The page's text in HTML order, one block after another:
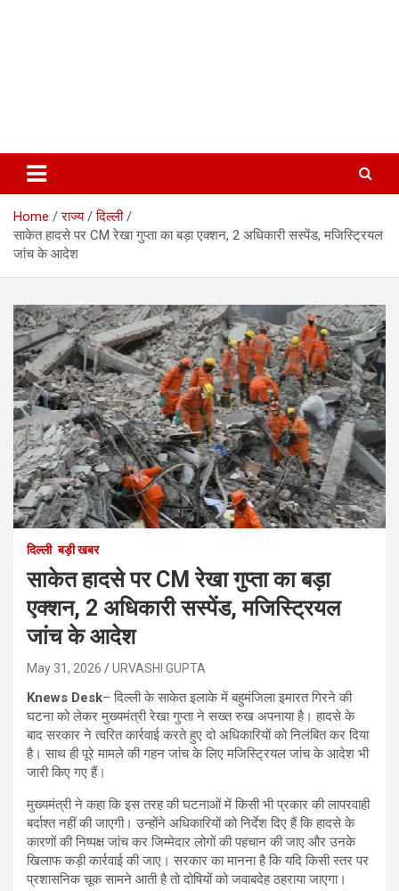
Home राज्य
दिल्ली
साकेत हादसे पर CM रेखा गुप्ता का बड़ा एक्शन, 2 अधिकारी सस्पेंड, मजिस्ट्रियल
जांच के आदेश
दिल्ली बड़ी खबर
साकेत हादसे पर CM रेखा गुप्ता का बड़ा
एक्शन, 2 अधिकारी सस्पेंड, मजिस्ट्रियल
जांच के आदेश
May 31, 2026 URVASHI GUPTA
Knews Desk– दिल्ली के साकेत इलाके में बहुमंजिला इमारत गिरने की
घटना को लेकर मुख्यमंत्री रेखा गुप्ता ने सख्त रुख अपनाया है। हादसे के
बाद सरकार ने त्वरित कार्रवाई करते हुए दो अधिकारियों को निलंबित कर दिया
है। साथ ही पूरे मामले की गहन जांच के लिए मजिस्ट्रियल जांच के आदेश भी
जारी किए गए हैं।
मुख्यमंत्री ने कहा कि इस तरह की घटनाओं में किसी भी प्रकार की लापरवाही
बर्दाश्त नहीं की जाएगी। उन्होंने अधिकारियों को निर्देश दिए हैं कि हादसे के
कारणों की निष्पक्ष जांच कर जिम्मेदार लोगों की पहचान की जाए और उनके
खिलाफ कड़ी कार्रवाई की जाए। सरकार का मानना है कि यदि किसी स्तर पर
प्रशासनिक चूक सामने आती है तो दोषियों को जवाबदेह ठहराया जाएगा।